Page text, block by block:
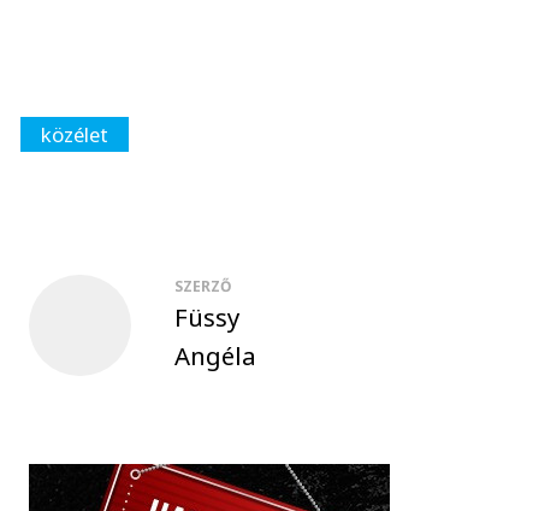
közélet
SZERZŐ
Füssy
Angéla